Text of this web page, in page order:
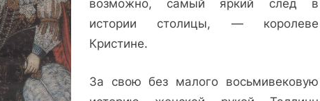
таллиннский
след
возможно, самый яркий след в
истории столицы, — королеве
Кристине.
За свою без малого восьмивековую